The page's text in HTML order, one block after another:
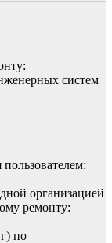
систем
организацией
ремонту:
по